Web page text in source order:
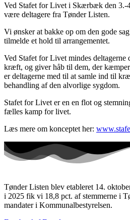
Ved Stafet for Livet i Skærbæk den 3.-
være deltagere fra Tønder Listen.
Vi ønsker at bakke op om den gode
tilmelde et hold til arrangementet.
Ved Stafet for Livet mindes deltagerne
kræft, og giver håb til dem, der
er deltagerne med til at samle ind til
behandling af den alvorlige sygdom.
Stafet for Livet er en en flot og
fælles kamp for livet.
Læs mere om konceptet her:
Tønder Listen blev etableret 14.
i 2025 fik vi 18,8 pct. af stemmerne i
mandater i Kommunalbestyrelsen.